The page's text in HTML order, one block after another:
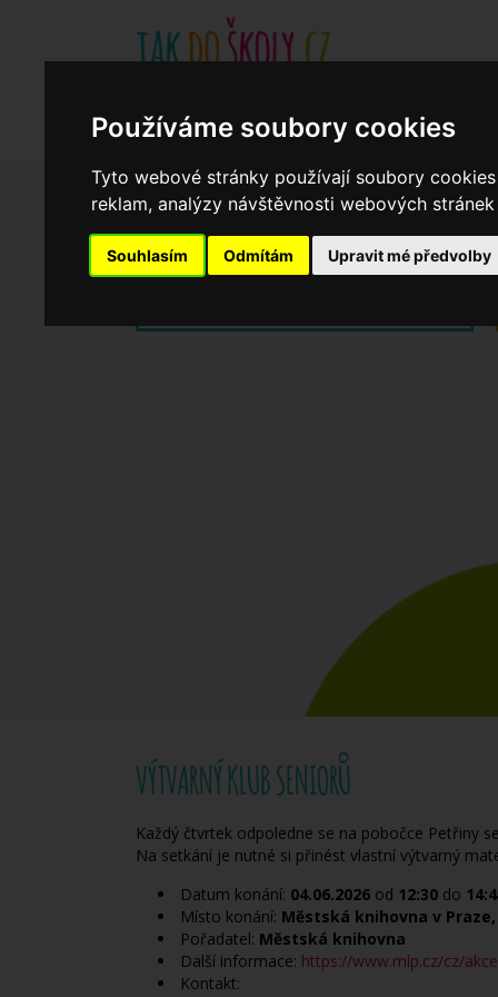
Používáme soubory cookies
Tyto webové stránky používají soubory
reklam, analýzy návštěvnosti webových
Souhlasím Odmítám Upravit mé předvolby
Když potřebujete pomoci
Ročenka cookies
Zápisy do ZŠ 2026/27
VÝTVARNÝ KLUB SENIORŮ
Každý čtvrtek odpoledne se na pobočce Petřiny
Na setkání je nutné si přinést vlastní výtvarný
Datum konání: 04.06.2026 od 12:30 do
Místo konání: Městská knihovna v
Pořadatel: Městská knihovna
Další informace: https://www.mlp.cz/cz/
Kontakt: